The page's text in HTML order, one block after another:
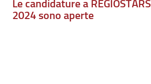
Le candidature a REGIOSTARS
2024 sono aperte